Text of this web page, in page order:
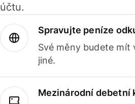
účtu.
Spravujte peníze
Své měny budete
jiné.
Mezinárodní debetní